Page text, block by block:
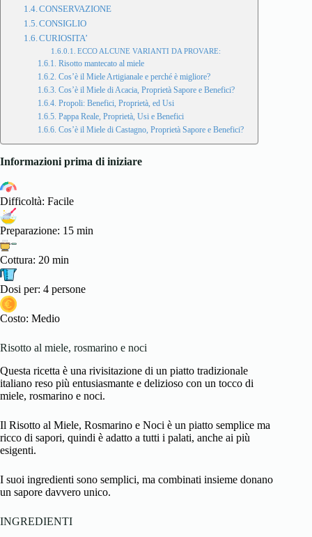
CONSERVAZIONE
CONSIGLIO
CURIOSITA’
ECCO ALCUNE VARIANTI DA PROVARE:
Risotto mantecato al miele
Cos’è il Miele Artigianale e perché è migliore?
Cos’è il Miele di Acacia, Proprietà Sapore e Benefici?
Propoli: Benefici, Proprietà, ed Usi
Pappa Reale, Proprietà, Usi e Benefici
Cos’è il Miele di Castagno, Proprietà Sapore e Benefici?
Informazioni prima di iniziare
Difficoltà: Facile
Preparazione: 15 min
Cottura: 20 min
Dosi per: 4 persone
Costo: Medio
Risotto al miele, rosmarino e noci
Questa ricetta è una rivisitazione di un piatto tradizionale
italiano reso più entusiasmante e delizioso con un tocco di
miele, rosmarino e noci.
Il Risotto al Miele, Rosmarino e Noci è un piatto semplice ma
ricco di sapori, quindi è adatto a tutti i palati, anche ai più
esigenti.
I suoi ingredienti sono semplici, ma combinati insieme donano
un sapore davvero unico.
INGREDIENTI